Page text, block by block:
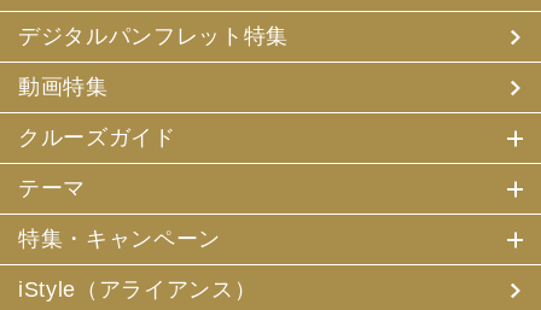
デジタルパンフレット特集
動画特集
クルーズガイド
テーマ
特集・キャンペーン
iStyle（アライアンス）